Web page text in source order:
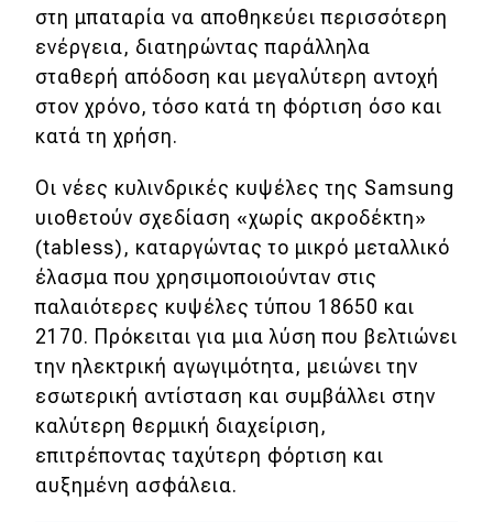
Χρηστικά
Συμβουλές
ΚΤΕΟ
Οδική βοήθεια
eDRIVE
DRIVE USED
στη μπαταρία να αποθηκεύει περισσότερη
ενέργεια, διατηρώντας παράλληλα
σταθερή απόδοση και μεγαλύτερη αντοχή
στον χρόνο, τόσο κατά τη φόρτιση όσο και
κατά τη χρήση.
Οι νέες κυλινδρικές κυψέλες της Samsung
υιοθετούν σχεδίαση «χωρίς ακροδέκτη»
(tabless), καταργώντας το μικρό μεταλλικό
έλασμα που χρησιμοποιούνταν στις
παλαιότερες κυψέλες τύπου 18650 και
2170. Πρόκειται για μια λύση που βελτιώνει
την ηλεκτρική αγωγιμότητα, μειώνει την
εσωτερική αντίσταση και συμβάλλει στην
καλύτερη θερμική διαχείριση,
επιτρέποντας ταχύτερη φόρτιση και
αυξημένη ασφάλεια.